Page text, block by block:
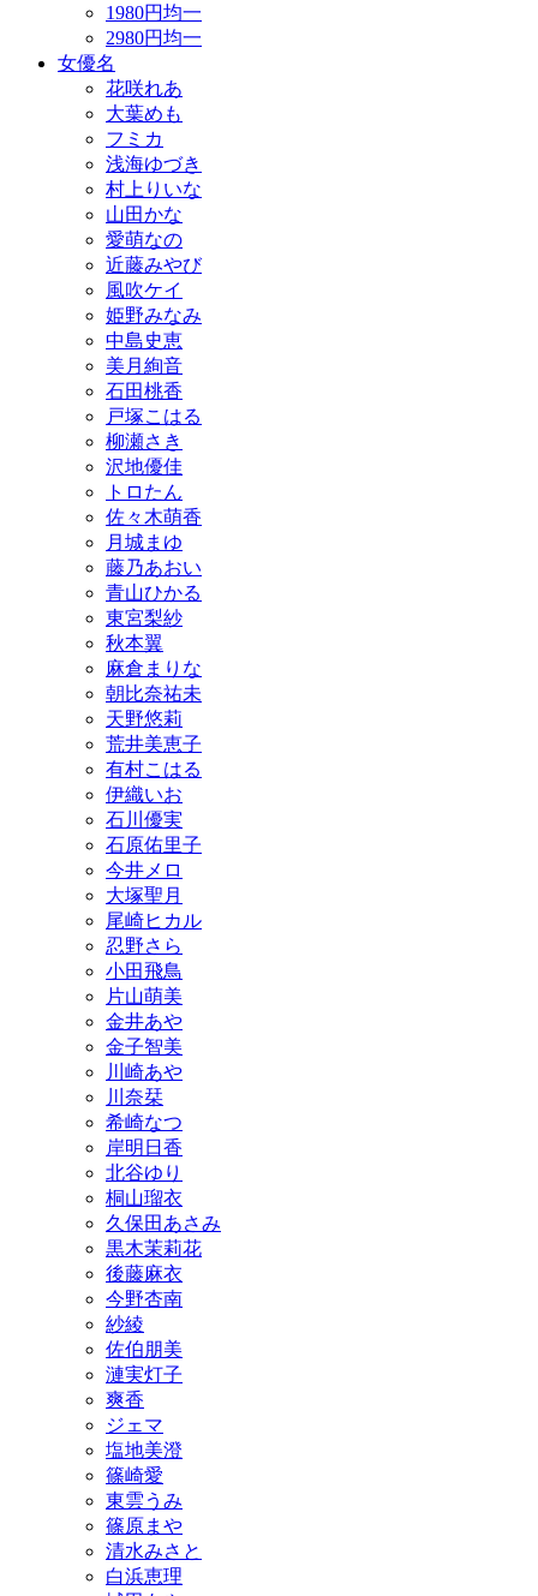
1980円均一
2980円均一
女優名
花咲れあ
大葉めも
フミカ
浅海ゆづき
村上りいな
山田かな
愛萌なの
近藤みやび
風吹ケイ
姫野みなみ
中島史恵
美月絢音
石田桃香
戸塚こはる
柳瀬さき
沢地優佳
トロたん
佐々木萌香
月城まゆ
藤乃あおい
青山ひかる
東宮梨紗
秋本翼
麻倉まりな
朝比奈祐未
天野悠莉
荒井美恵子
有村こはる
伊織いお
石川優実
石原佑里子
今井メロ
大塚聖月
尾崎ヒカル
忍野さら
小田飛鳥
片山萌美
金井あや
金子智美
川崎あや
川奈栞
希崎なつ
岸明日香
北谷ゆり
桐山瑠衣
久保田あさみ
黒木茉莉花
後藤麻衣
今野杏南
紗綾
佐伯朋美
漣実灯子
爽香
ジェマ
塩地美澄
篠崎愛
東雲うみ
篠原まや
清水みさと
白浜恵理